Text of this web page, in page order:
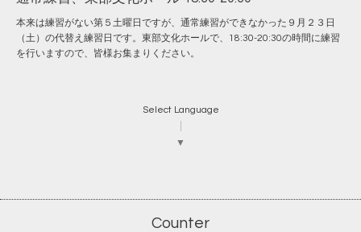
本来は練習がない第５土曜日ですが、通常練習ができなかった９月２３日
（土）の代替え練習日です。東部文化ホールで、18:30-20:30の時間に練習
を行いますので、皆様お集まりください。
Select Language
▼
Counter